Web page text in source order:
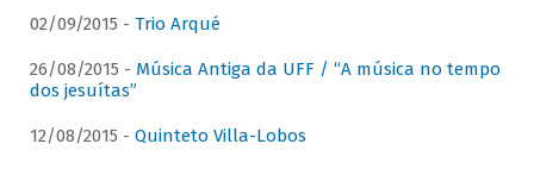
02/09/2015 - Trio Arqué
26/08/2015 - Música Antiga da UFF / “A música no tempo
dos jesuítas”
12/08/2015 - Quinteto Villa-Lobos